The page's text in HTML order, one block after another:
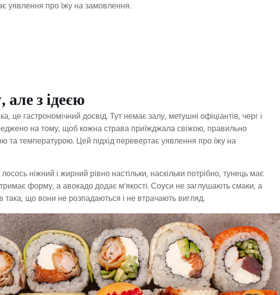
уявлення про їжу на замовлення.
але з ідеєю
це гастрономічний досвід. Тут немає залу, метушні офіціантів, черг і
на тому, щоб кожна страва приїжджала свіжою, правильно
та температурою. Цей підхід перевертає уявлення про їжу на
ніжний і жирний рівно настільки, наскільки потрібно, тунець має
форму, а авокадо додає м’якості. Соуси не заглушають смаки, а
така, що вони не розпадаються і не втрачають вигляд.